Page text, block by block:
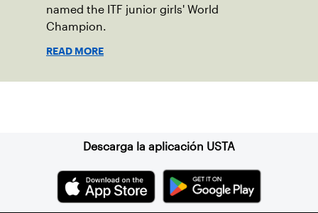
named the ITF junior girls' World
Champion.
READ MORE
Descarga la aplicación USTA